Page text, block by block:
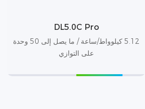
DL5.0C Pro
5.12 كيلوواط/ساعة / ما يصل إلى 50 وحدة
على التوازي